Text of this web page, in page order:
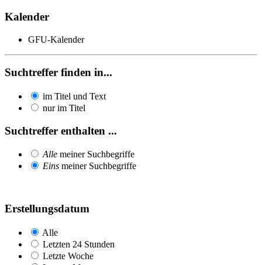
Kalender
GFU-Kalender
Suchtreffer finden in...
im Titel und Text
nur im Titel
Suchtreffer enthalten ...
Alle meiner Suchbegriffe
Eins meiner Suchbegriffe
Erstellungsdatum
Alle
Letzten 24 Stunden
Letzte Woche